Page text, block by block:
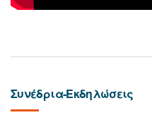
Συνέδρια-Εκδηλώσεις